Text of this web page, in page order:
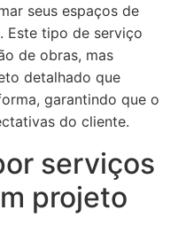
seus espaços de
Este tipo de serviço
de obras, mas
detalhado que
garantindo que o
do cliente.
serviços
projeto